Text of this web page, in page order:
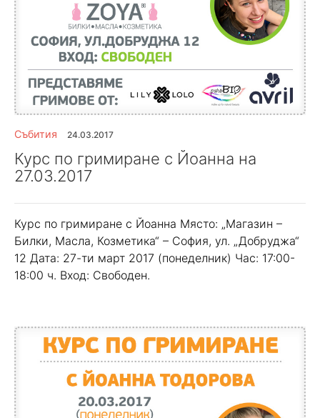
Събития 24.03.2017
Курс по гримиране с Йоанна на
27.03.2017
Курс по гримиране с Йоанна Място: „Магазин –
Билки, Масла, Козметика“ – София, ул. „Добруджа“
12 Дата: 27-ти март 2017 (понеделник) Час: 17:00-
18:00 ч. Вход: Свободен.